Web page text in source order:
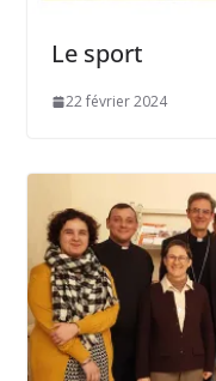
Le sport
22 février 2024